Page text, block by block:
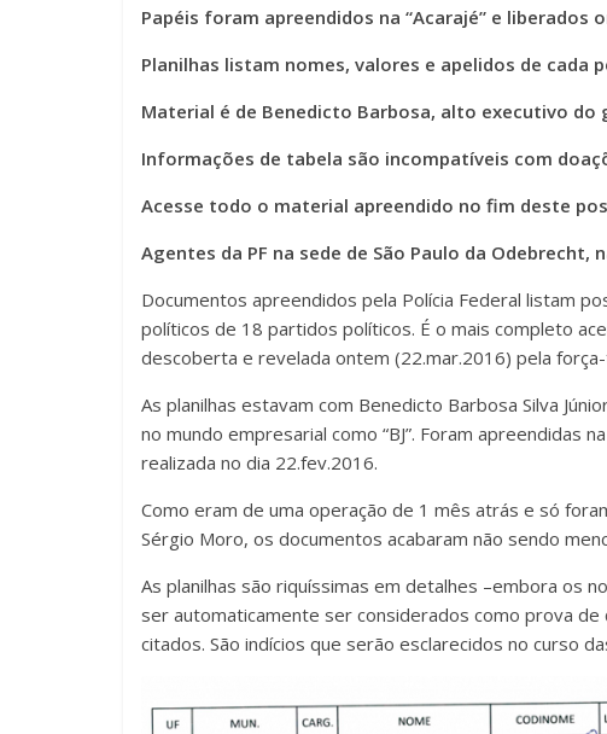
Papéis foram apreendidos na “Acarajé” e liberados
Planilhas listam nomes, valores e apelidos de cada
Material é de Benedicto Barbosa, alto executivo do
Informações de tabela são incompatíveis com
Acesse todo o material apreendido no fim deste
Agentes da PF na sede de São Paulo da Odebrecht,
Documentos apreendidos pela Polícia Federal listam
políticos de 18 partidos políticos. É o mais completo
descoberta e revelada ontem (22.mar.2016) pela
As planilhas estavam com Benedicto Barbosa Silva
no mundo empresarial como “BJ”. Foram apreendidas
realizada no dia 22.fev.2016.
Como eram de uma operação de 1 mês atrás e só
Sérgio Moro, os documentos acabaram não sendo
As planilhas são riquíssimas em detalhes –embora os
ser automaticamente ser considerados como prova
citados. São indícios que serão esclarecidos no curso